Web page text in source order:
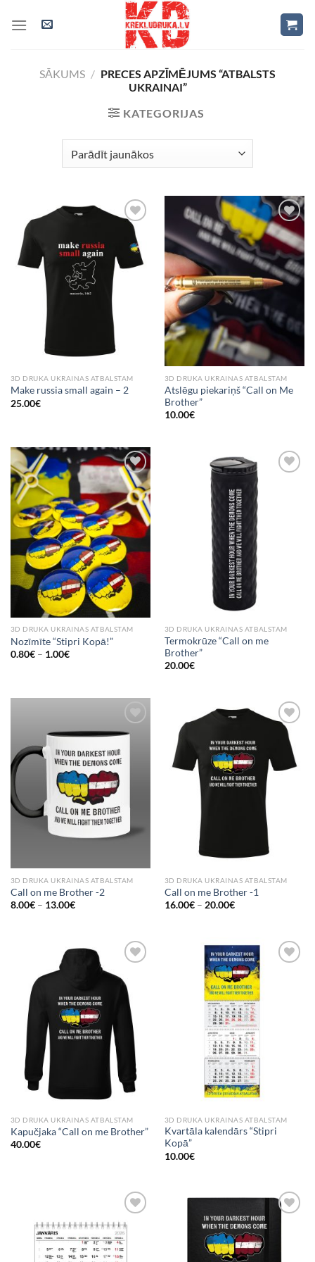
SĀKUMS / PRECES APZĪMĒJUMS “ATBALSTS
UKRAINAI”
KATEGORIJAS
Add to
Wishlist
3D DRUKA UKRAINAS ATBALSTAM
Make russia small again – 2
25.00€
Add to
Wishlist
3D DRUKA UKRAINAS ATBALSTAM
Atslēgu piekariņš “Call on Me
Brother”
10.00€
Add to
Wishlist
3D DRUKA UKRAINAS ATBALSTAM
Nozīmīte “Stipri Kopā!”
0.80€– 1.00€
3D DRUKA UKRAINAS ATBALSTAM
Termokrūze “Call on me
Brother”
20.00€
Add to
Wishlist
3D DRUKA UKRAINAS ATBALSTAM
Call on me Brother -2
8.00€– 13.00€
Add to
Wishlist
3D DRUKA UKRAINAS ATBALSTAM
Call on me Brother -1
16.00€– 20.00€
Add to
Wishlist
3D DRUKA UKRAINAS ATBALSTAM
Kapučjaka “Call on me Brother”
40.00€
3D DRUKA UKRAINAS ATBALSTAM
Kvartāla kalendārs “Stipri
Kopā”
10.00€
Add to
Wishlist